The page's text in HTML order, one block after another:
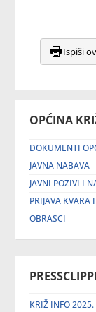
OPĆINA
DOKUMENTI
JAVNA NABAVA
JAVNI POZIVI I
PRIJAVA KVARA
OBRASCI
KRIŽ INFO 2025.
Ispiši